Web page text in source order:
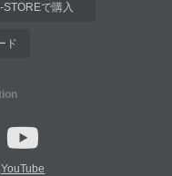
STOREで購入
ド
YouTube